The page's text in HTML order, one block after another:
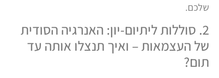
שלכם.
2. סוללות ליתיום-יון: האנרגיה הסודית
של העצמאות – ואיך תנצלו אותה עד
תום?